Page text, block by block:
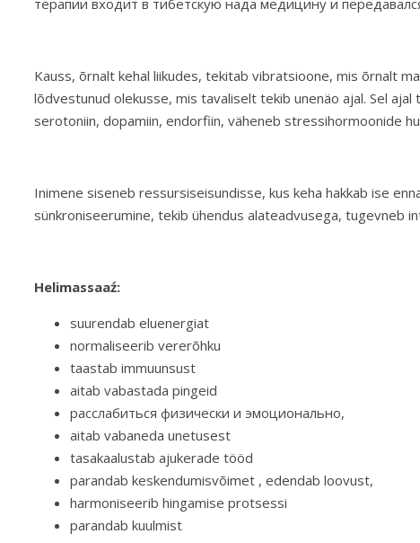
терапии входит в тибетскую нада медицину и
Kauss, õrnalt kehal liikudes, tekitab vibratsioone, mis õrnalt
lõdvestunud olekusse, mis tavaliselt tekib unenäo ajal. Sel
serotoniin, dopamiin, endorfiin, väheneb stressihormoonide
Inimene siseneb ressursiseisundisse, kus keha hakkab ise
sünkroniseerumine, tekib ühendus alateadvusega, tugevneb
Helimassaaź:
suurendab eluenergiat
normaliseerib vererõhku
taastab immuunsust
aitab vabastada pingeid
расслабиться физически и эмоционально,
aitab vabaneda unetusest
tasakaalustab ajukerade tööd
parandab keskendumisvõimet , edendab loovust,
harmoniseerib hingamise protsessi
parandab kuulmist